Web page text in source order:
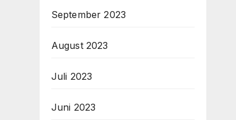
September 2023
August 2023
Juli 2023
Juni 2023